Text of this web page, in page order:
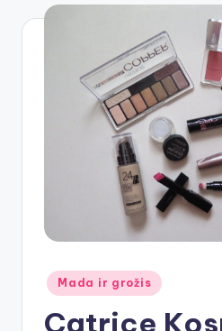
Posted
in
Mada ir grožis
Catrice